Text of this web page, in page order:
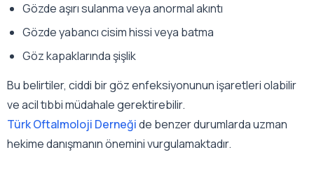
Gözde aşırı sulanma veya anormal akıntı
Gözde yabancı cisim hissi veya batma
Göz kapaklarında şişlik
Bu belirtiler, ciddi bir göz enfeksiyonunun işaretleri olabilir
ve acil tıbbi müdahale gerektirebilir.
Türk Oftalmoloji Derneğide benzer durumlarda uzman
hekime danışmanın önemini vurgulamaktadır.